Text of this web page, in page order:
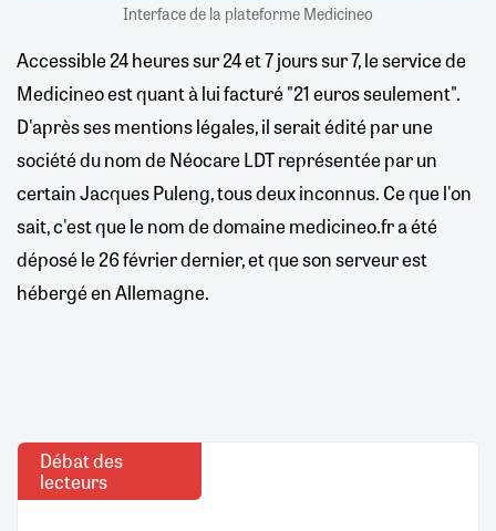
Interface de la plateforme Medicineo
Accessible 24 heures sur 24 et 7 jours sur 7, le service de
Medicineo est quant à lui facturé "21 euros seulement".
D'après ses mentions légales, il serait édité par une
société du nom de Néocare LDT représentée par un
certain Jacques Puleng, tous deux inconnus. Ce que l'on
sait, c'est que le nom de domaine medicineo.fr a été
déposé le 26 février dernier, et que son serveur est
hébergé en Allemagne.
Débat des
lecteurs